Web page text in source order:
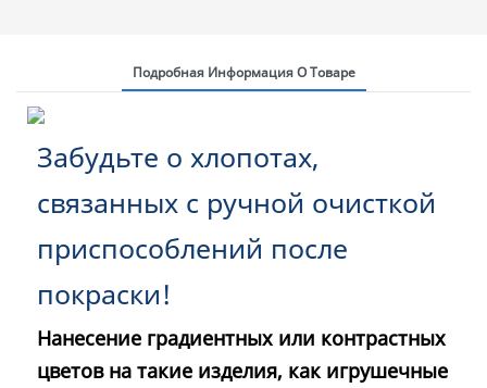
Подробная Информация О Товаре
Забудьте о хлопотах,
связанных с ручной очисткой
приспособлений после
покраски!
Нанесение градиентных или контрастных
цветов на такие изделия, как игрушечные